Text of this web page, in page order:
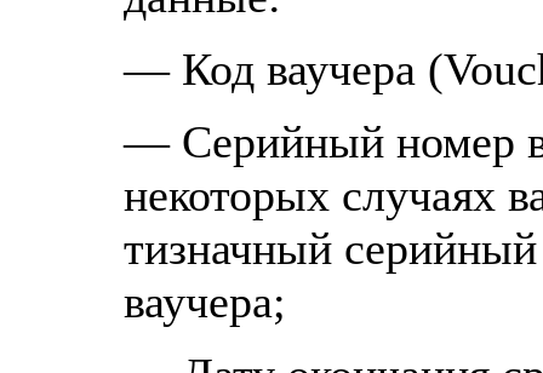
— Код ваучера
— Серийный номер
некоторых случаях
тизначный
ваучера;